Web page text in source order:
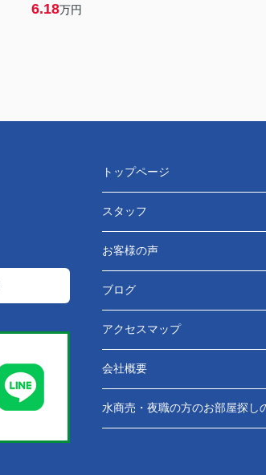
6.18万円
トップページ
スタッフ
お客様の声
ブログ
アクセスマップ
会社概要
水商売・夜職の方のお部屋探し